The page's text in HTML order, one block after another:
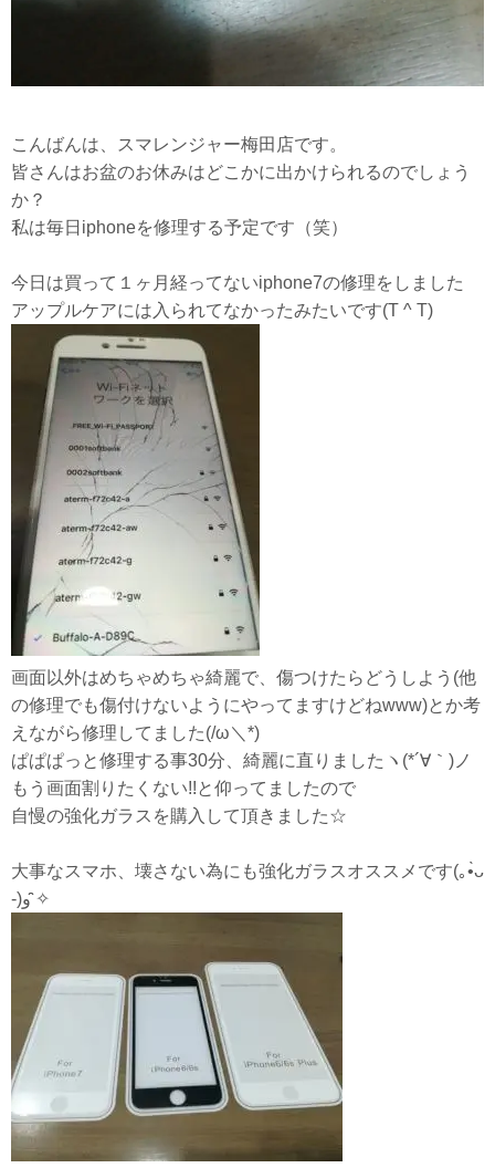
こんばんは、スマレンジャー梅田店です。
皆さんはお盆のお休みはどこかに出かけられるのでしょう
か？
私は毎日iphoneを修理する予定です（笑）
今日は買って１ヶ月経ってないiphone7の修理をしました
アップルケアには入られてなかったみたいです(T ^ T)
画面以外はめちゃめちゃ綺麗で、傷つけたらどうしよう(他
の修理でも傷付けないようにやってますけどねwww)とか考
えながら修理してました(/ω＼*)
ぱぱぱっと修理する事30分、綺麗に直りましたヽ(*´∀｀)ノ
もう画面割りたくない!!と仰ってましたので
自慢の強化ガラスを購入して頂きました☆
大事なスマホ、壊さない為にも強化ガラスオススメです(｡•̀ᴗ
-)و ̑̑✧